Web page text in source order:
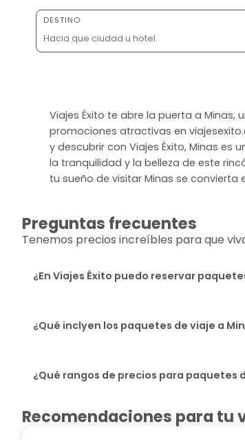
DESTINO
Viajes Éxito te abre la puerta a
promociones atractivas en
y descubrir con Viajes Éxito, Minas
la tranquilidad y la belleza de este
tu sueño de visitar Minas se convierta
Preguntas frecuentes
Tenemos precios increíbles para que
¿En Viajes Éxito puedo reservar
¿Qué inclyen los paquetes de viaje a
¿Qué rangos de precios para paquetes
Recomendaciones para tu